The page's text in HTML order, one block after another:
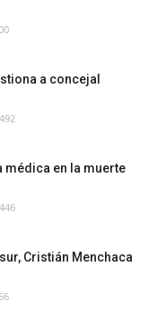
a concejal
492
médica en la muerte
446
Cristián Menchaca